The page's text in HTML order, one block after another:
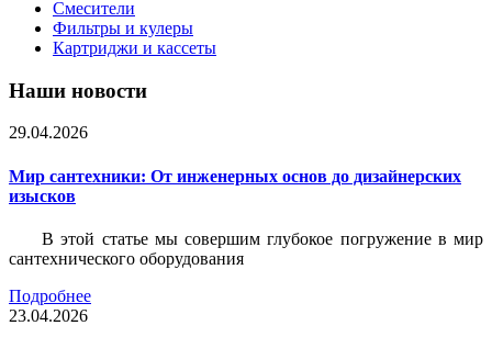
Смесители
Фильтры и кулеры
Картриджи и кассеты
Наши новости
29.04.2026
Мир сантехники: От инженерных основ до дизайнерских
изысков
В этой статье мы совершим глубокое погружение в мир
сантехнического оборудования
Подробнее
23.04.2026